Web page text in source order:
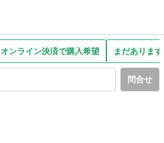
オンライン決済で購入希望 まだありま
問合せ